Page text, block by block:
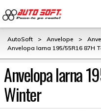
AutoSoft > Anvelope >
Anvelopa Iarna 195/55R16 87H
Anvelopa Iarna
Winter